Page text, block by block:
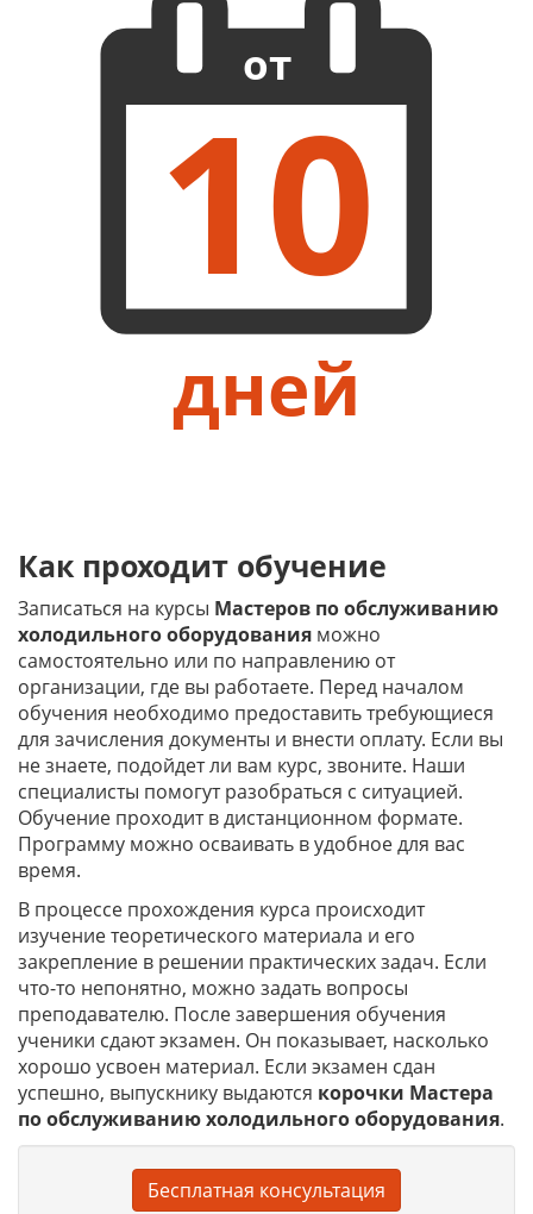
от
10
дней
Как проходит обучение
Записаться на курсы Мастеров по обслуживанию
холодильного оборудования можно
самостоятельно или по направлению от
организации, где вы работаете. Перед началом
обучения необходимо предоставить требующиеся
для зачисления документы и внести оплату. Если вы
не знаете, подойдет ли вам курс, звоните. Наши
специалисты помогут разобраться с ситуацией.
Обучение проходит в дистанционном формате.
Программу можно осваивать в удобное для вас
время.
В процессе прохождения курса происходит
изучение теоретического материала и его
закрепление в решении практических задач. Если
что-то непонятно, можно задать вопросы
преподавателю. После завершения обучения
ученики сдают экзамен. Он показывает, насколько
хорошо усвоен материал. Если экзамен сдан
успешно, выпускнику выдаются корочки Мастера
по обслуживанию холодильного оборудования.
Бесплатная консультация